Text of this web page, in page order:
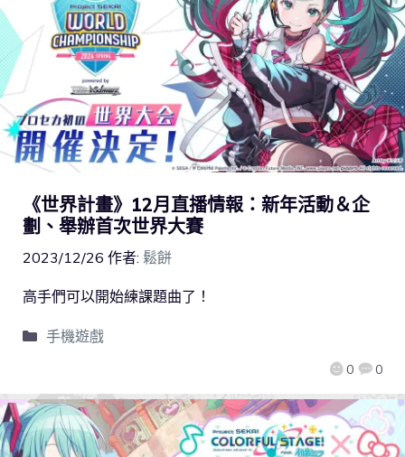
《世界計畫》12月直播情報：新年活動＆企
劃、舉辦首次世界大賽
2023/12/26 作者: 鬆餅
0 0
高手們可以開始練課題曲了！
手機遊戲